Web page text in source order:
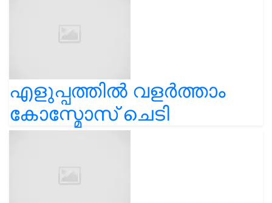
എളുപ്പത്തിൽ വളർത്താം
കോസ്മോസ് ചെടി